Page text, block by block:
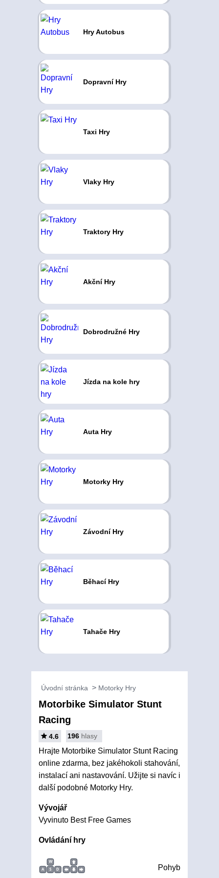
Hry Autobus
Dopravní Hry
Taxi Hry
Vlaky Hry
Traktory Hry
Akční Hry
Dobrodružné Hry
Jízda na kole hry
Auta Hry
Motorky Hry
Závodní Hry
Běhací Hry
Tahače Hry
Úvodní stránka Motorky Hry
Motorbike Simulator Stunt
Racing
4.6 196 hlasy
Hrajte Motorbike Simulator Stunt Racing
online zdarma, bez jakéhokoli stahování,
instalací ani nastavování. Užijte si navíc i
další podobné Motorky Hry.
Vývojář
Vyvinuto Best Free Games
Ovládání hry
W
A
S D Pohyb